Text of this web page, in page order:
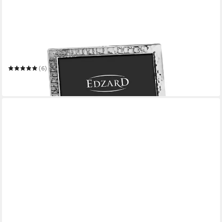
Bilderrahmen Pavia
(6)
in 3-4 Werktagen bei dir